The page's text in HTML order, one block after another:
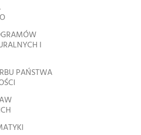
I
PAŃSTWA